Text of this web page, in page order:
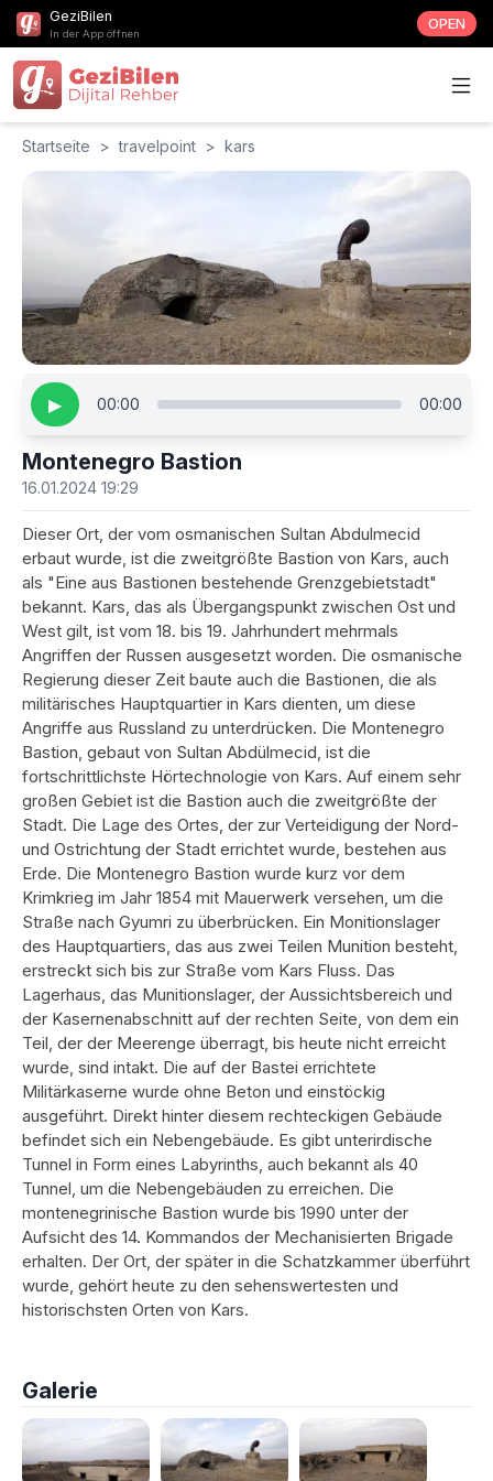
GeziBilen
In der App öffnen
OPEN
Startseite > travelpoint > kars
▶ 00:00 00:00
Montenegro Bastion
16.01.2024 19:29
Dieser Ort, der vom osmanischen Sultan Abdulmecid
erbaut wurde, ist die zweitgrößte Bastion von Kars, auch
als "Eine aus Bastionen bestehende Grenzgebietstadt"
bekannt. Kars, das als Übergangspunkt zwischen Ost und
West gilt, ist vom 18. bis 19. Jahrhundert mehrmals
Angriffen der Russen ausgesetzt worden. Die osmanische
Regierung dieser Zeit baute auch die Bastionen, die als
militärisches Hauptquartier in Kars dienten, um diese
Angriffe aus Russland zu unterdrücken. Die Montenegro
Bastion, gebaut von Sultan Abdülmecid, ist die
fortschrittlichste Hörtechnologie von Kars. Auf einem sehr
großen Gebiet ist die Bastion auch die zweitgrößte der
Stadt. Die Lage des Ortes, der zur Verteidigung der Nord-
und Ostrichtung der Stadt errichtet wurde, bestehen aus
Erde. Die Montenegro Bastion wurde kurz vor dem
Krimkrieg im Jahr 1854 mit Mauerwerk versehen, um die
Straße nach Gyumri zu überbrücken. Ein Monitionslager
des Hauptquartiers, das aus zwei Teilen Munition besteht,
erstreckt sich bis zur Straße vom Kars Fluss. Das
Lagerhaus, das Munitionslager, der Aussichtsbereich und
der Kasernenabschnitt auf der rechten Seite, von dem ein
Teil, der der Meerenge überragt, bis heute nicht erreicht
wurde, sind intakt. Die auf der Bastei errichtete
Militärkaserne wurde ohne Beton und einstöckig
ausgeführt. Direkt hinter diesem rechteckigen Gebäude
befindet sich ein Nebengebäude. Es gibt unterirdische
Tunnel in Form eines Labyrinths, auch bekannt als 40
Tunnel, um die Nebengebäuden zu erreichen. Die
montenegrinische Bastion wurde bis 1990 unter der
Aufsicht des 14. Kommandos der Mechanisierten Brigade
erhalten. Der Ort, der später in die Schatzkammer überführt
wurde, gehört heute zu den sehenswertesten und
historischsten Orten von Kars.
Galerie